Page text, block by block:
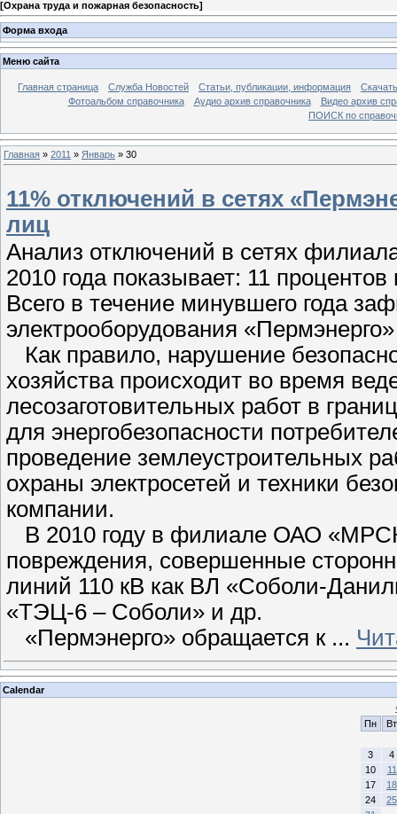
[Охрана труда и пожарная безопасность]
Форма входа
Меню сайта
Главная страница Служба Новостей Статьи, публикации, информация
Фотоальбом справочника
Аудио архив справочника
Видео архив
ПОИСК по
Главная » 2011 » Январь » 30
11% отключений в сетях
лиц
Анализ отключений в сетях
2010 года показывает: 11
Всего в течение минувшего года
электрооборудования
Как правило, нарушение
хозяйства происходит во время
лесозаготовительных работ в
для энергобезопасности
проведение землеустроительных
охраны электросетей и техники
компании.
В 2010 году в филиале ОАО
повреждения, совершенные
линий 110 кВ как ВЛ «Соболи-
«ТЭЦ-6 – Соболи» и др.
«Пермэнерго» обращается к ...
Calendar
Пн
Вт
3
4
10
11
17
18
24
25